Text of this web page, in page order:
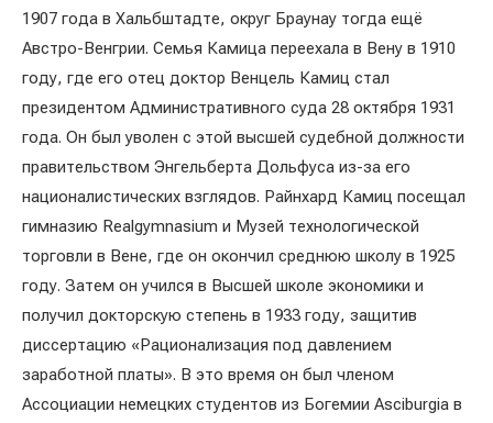
1907 года в Хальбштадте, округ Браунау тогда ещё
Австро-Венгрии. Семья Камица переехала в Вену в 1910
году, где его отец доктор Венцель Камиц стал
президентом Административного суда 28 октября 1931
года. Он был уволен с этой высшей судебной должности
правительством Энгельберта Дольфуса из-за его
националистических взглядов. Райнхард Камиц посещал
гимназию Realgymnasium и Музей технологической
торговли в Вене, где он окончил среднюю школу в 1925
году. Затем он учился в Высшей школе экономики и
получил докторскую степень в 1933 году, защитив
диссертацию «Рационализация под давлением
заработной платы». В это время он был членом
Ассоциации немецких студентов из Богемии Asciburgia в